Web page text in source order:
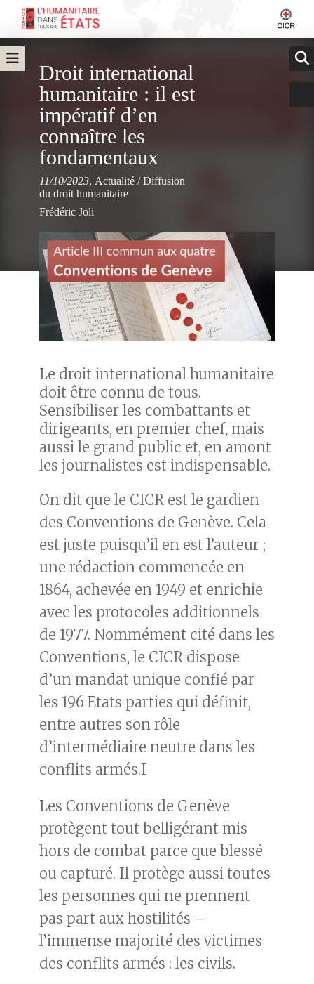
Droit international
humanitaire : il est
impératif d’en
connaître les
fondamentaux
11/10/2023, Actualité /Diffusion
du droit humanitaire
Frédéric Joli
Le droit international humanitaire
doit être connu de tous.
Sensibiliser les combattants et
dirigeants, en premier chef, mais
aussi le grand public et, en amont
les journalistes est indispensable.
On dit que le CICR est le gardien
des Conventions de Genève. Cela
est juste puisqu’il en est l’auteur ;
une rédaction commencée en
1864, achevée en 1949 et enrichie
avec les protocoles additionnels
de 1977. Nommément cité dans les
Conventions, le CICR dispose
d’un mandat unique confié par
les 196 Etats parties qui définit,
entre autres son rôle
d’intermédiaire neutre dans les
conflits armés.I
Les Conventions de Genève
protègent tout belligérant mis
hors de combat parce que blessé
ou capturé. Il protège aussi toutes
les personnes qui ne prennent
pas part aux hostilités –
l’immense majorité des victimes
des conflits armés : les civils.